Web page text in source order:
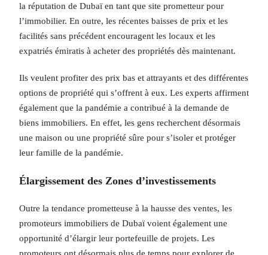
la réputation de Dubaï en tant que site prometteur pour
l’immobilier. En outre, les récentes baisses de prix et les
facilités sans précédent encouragent les locaux et les
expatriés émiratis à acheter des propriétés dès maintenant.
Ils veulent profiter des prix bas et attrayants et des différentes
options de propriété qui s’offrent à eux. Les experts affirment
également que la pandémie a contribué à la demande de
biens immobiliers. En effet, les gens recherchent désormais
une maison ou une propriété sûre pour s’isoler et protéger
leur famille de la pandémie.
Élargissement des Zones d’investissements
Outre la tendance prometteuse à la hausse des ventes, les
promoteurs immobiliers de Dubaï voient également une
opportunité d’élargir leur portefeuille de projets. Les